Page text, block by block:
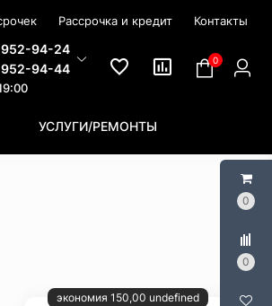
0
0
Рассрочка и кредит Контакты
94-24
94-44
0
УСЛУГИ/РЕМОНТЫ
экономия 150,00 undefined